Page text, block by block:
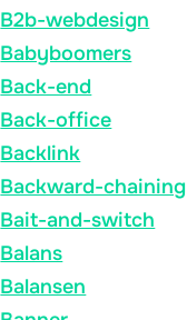
B2b-webdesign
Babyboomers
Back-end
Back-office
Backlink
Backward-chaining
Bait-and-switch
Balans
Balansen